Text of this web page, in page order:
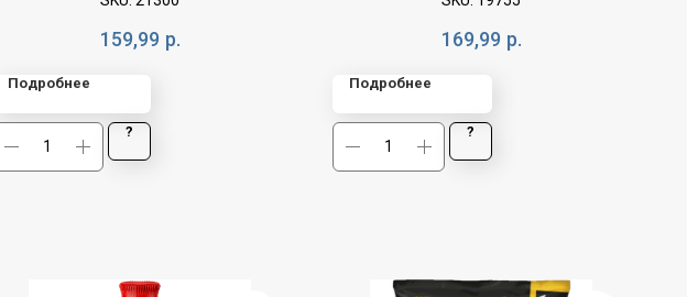
159,99 р.
Подробнее
?
169,99 р.
Подробнее
?